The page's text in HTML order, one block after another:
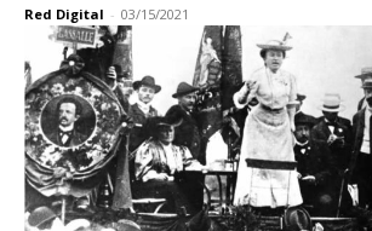
Red Digital - 03/15/2021